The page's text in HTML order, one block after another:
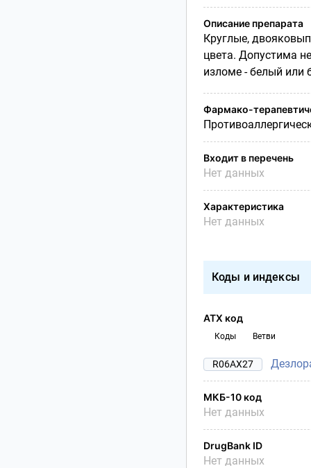
Описание препарата
Круглые,
цвета. Допустима
изломе - белый или
Фармако-
Входит в перечень
Нет данных
Характеристика
Нет данных
Коды и индексы
АТХ код
Коды Ветви
R06AX27
МКБ-10 код
Нет данных
DrugBank ID
Нет данных